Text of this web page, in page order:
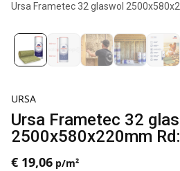
Ursa Frametec 32 glaswol
URSA
Ursa Frametec 32
2500x580x220mm
€ 19,06 p/m²